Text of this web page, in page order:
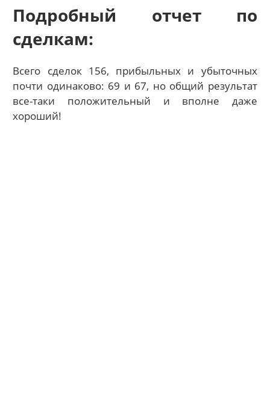
Подробный отчет по
сделкам:
Всего сделок 156, прибыльных и убыточных
почти одинаково: 69 и 67, но общий результат
все-таки положительный и вполне даже
хороший!